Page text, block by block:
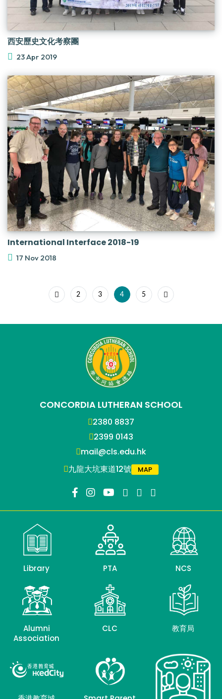
西安歷史文化考察團
23 Apr 2019
International Interface 2018-19
17 Nov 2018
2 3 4 5
CONCORDIA LUTHERAN SCHOOL
2380 8837
2399 0143
mail@cls.edu.hk
九龍大坑東道12號
MAP
Library PTA NCS
Alumni
Association
CLC 教育局